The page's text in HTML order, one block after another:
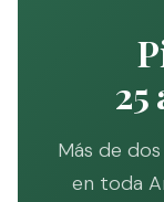
25
Más de
en toda